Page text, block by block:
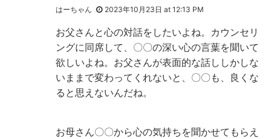
はーちゃん 2023年10月23日 at 12:13 PM
お父さんと心の対話をしたいよね。カウンセリ
ングに同席して、〇〇の深い心の言葉を聞いて
欲しいよね。お父さんが表面的な話ししかしな
いままで変わってくれないと、〇〇も、良くな
ると思えないんだね。
お母さん〇〇から心の気持ちを聞かせてもらえ